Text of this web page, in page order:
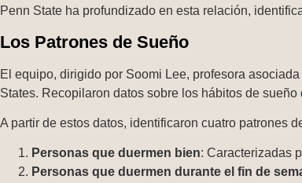
Penn State ha profundizado en esta relación,
Los Patrones de Sueño
El equipo, dirigido por Soomi Lee, profesora
States. Recopilaron datos sobre los hábitos de
A partir de estos datos, identificaron cuatro patrones
Personas que duermen bien: Caracterizadas
Personas que duermen durante el fin de